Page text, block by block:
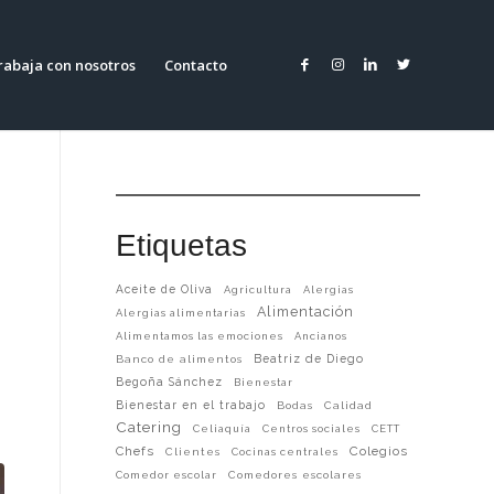
con nosotros Contacto
Etiquetas
Aceite de Oliva Agricultura
Alergias
Alergias alimentarias
Alimentación
Alimentamos las emociones
Ancianos
Banco de alimentos
Beatriz de Diego
Begoña Sánchez
Bienestar
Bienestar en el trabajo Bodas Calidad
Catering Celiaquía Centros sociales CETT
Chefs Clientes Cocinas centrales Colegios
Comedor escolar
Comedores escolares